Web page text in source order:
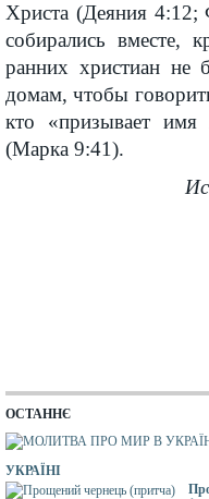
Христа (Деяния
собирались вместе,
ранних христиан не
домам, чтобы
кто «призывает
(Марка 9:41).
ОСТАННЄ
УКРАЇНІ